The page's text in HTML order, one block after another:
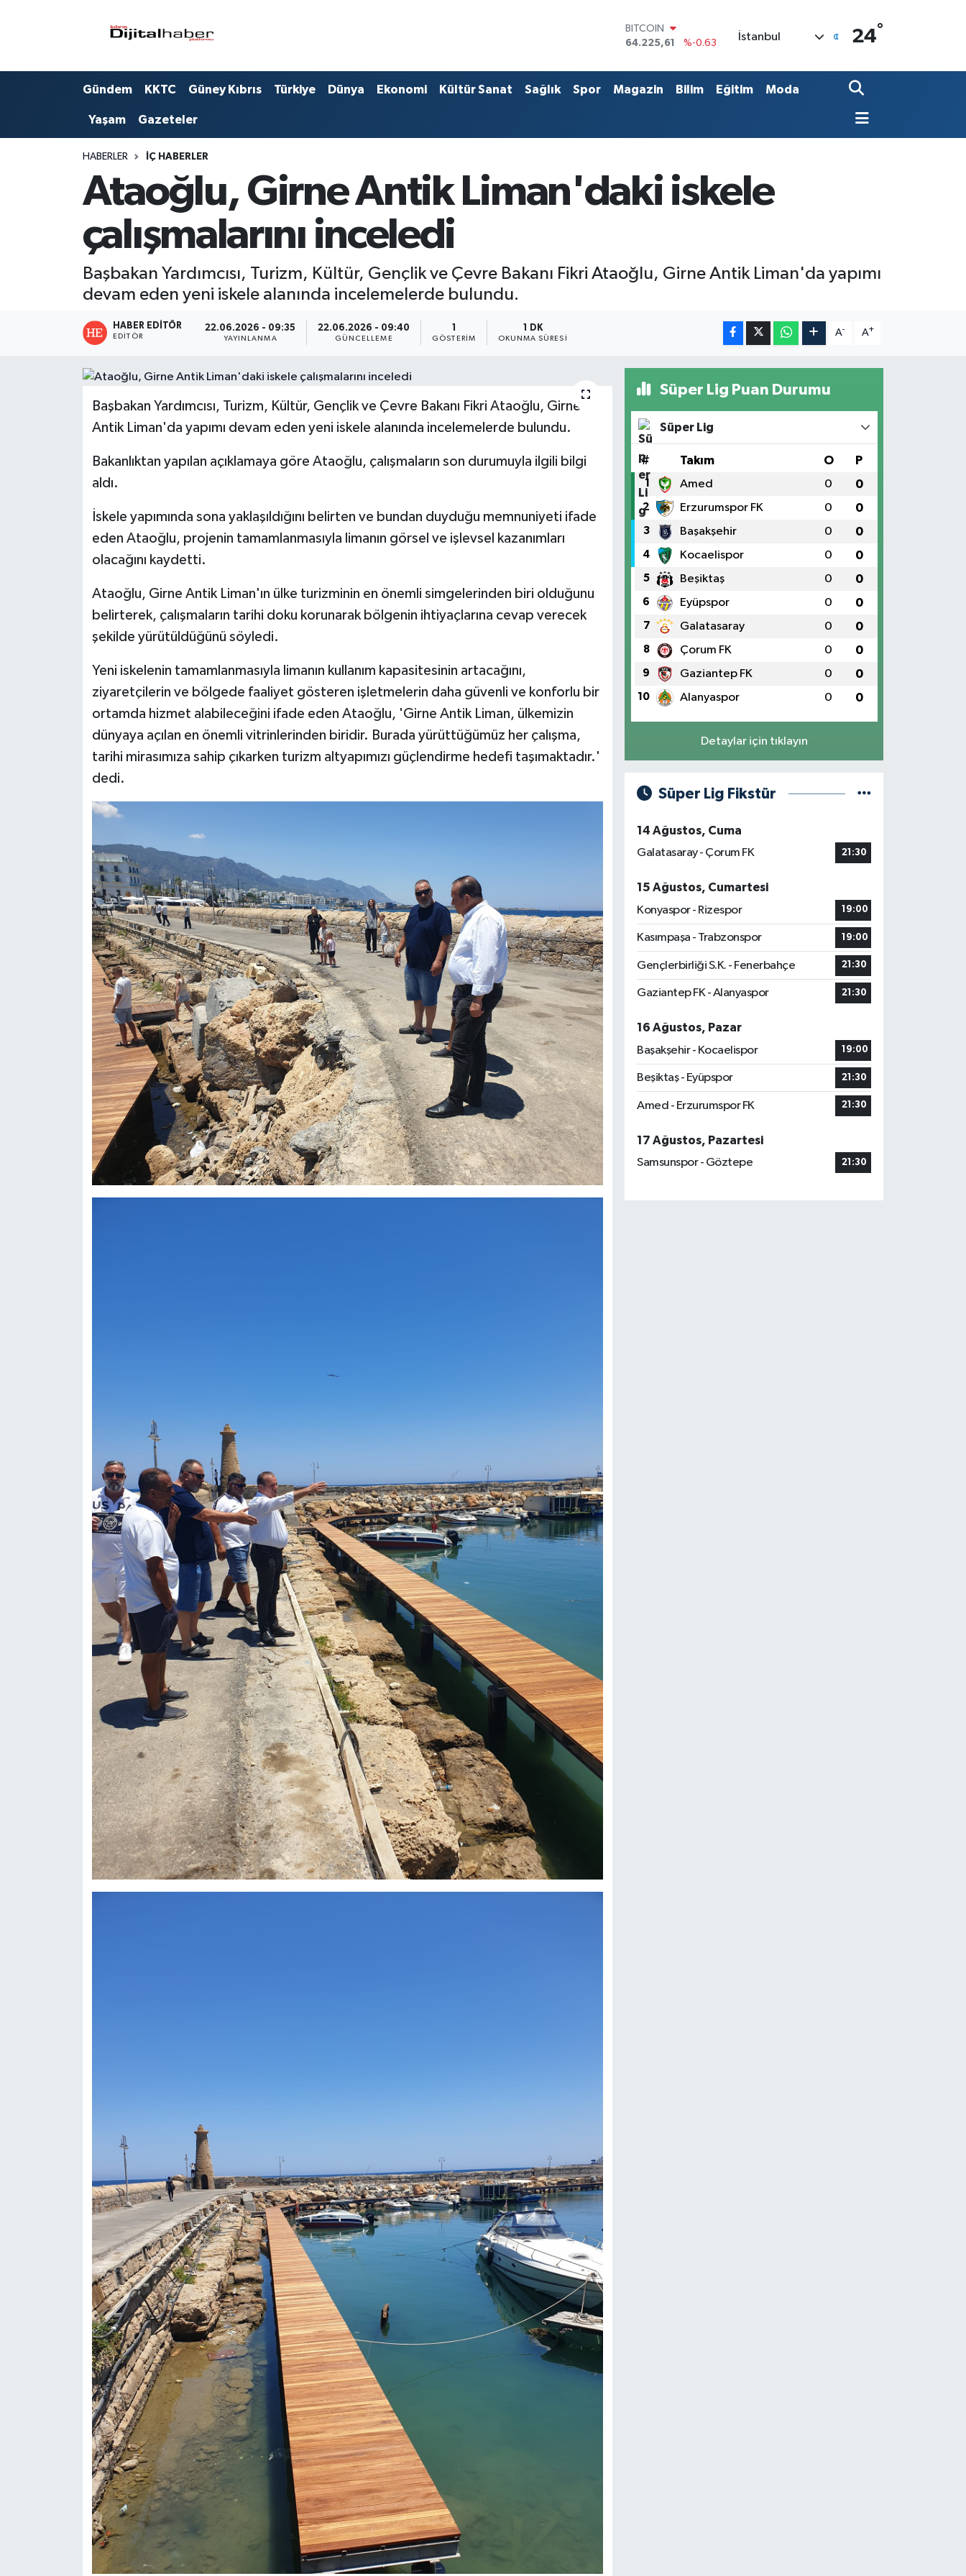
DOLAR
47,7143
%0.16
55,0317
%-0.02
STERLİN
BITCOIN
64.225,61
%-0.63
İstanbul 24°
Gündem KKTC Güney Kıbrıs Türkiye Dünya Ekonomi Kültür Sanat Sağlık Spor Magazin Bilim Eğitim Moda
Yaşam Gazeteler
HABERLER İÇ HABERLER
Ataoğlu, Girne Antik Liman'daki iskele
çalışmalarını inceledi
Başbakan Yardımcısı, Turizm, Kültür, Gençlik ve Çevre Bakanı Fikri Ataoğlu, Girne Antik Liman'da yapımı
devam eden yeni iskele alanında incelemelerde bulundu.
HABER EDITÖR
EDITÖR
22.06.2026 - 09:35
YAYINLANMA
22.06.2026 - 09:40
GÜNCELLEME
1
GÖSTERIM
1 DK
OKUNMA SÜRESI
A- A+
Başbakan Yardımcısı, Turizm, Kültür, Gençlik ve Çevre Bakanı Fikri Ataoğlu, Girne
Antik Liman'da yapımı devam eden yeni iskele alanında incelemelerde bulundu.
Bakanlıktan yapılan açıklamaya göre Ataoğlu, çalışmaların son durumuyla ilgili bilgi
aldı.
İskele yapımında sona yaklaşıldığını belirten ve bundan duyduğu memnuniyeti ifade
eden Ataoğlu, projenin tamamlanmasıyla limanın görsel ve işlevsel kazanımları
olacağını kaydetti.
Ataoğlu, Girne Antik Liman'ın ülke turizminin en önemli simgelerinden biri olduğunu
belirterek, çalışmaların tarihi doku korunarak bölgenin ihtiyaçlarına cevap verecek
şekilde yürütüldüğünü söyledi.
Yeni iskelenin tamamlanmasıyla limanın kullanım kapasitesinin artacağını,
ziyaretçilerin ve bölgede faaliyet gösteren işletmelerin daha güvenli ve konforlu bir
ortamda hizmet alabileceğini ifade eden Ataoğlu, 'Girne Antik Liman, ülkemizin
dünyaya açılan en önemli vitrinlerinden biridir. Burada yürüttüğümüz her çalışma,
tarihi mirasımıza sahip çıkarken turizm altyapımızı güçlendirme hedefi taşımaktadır.'
dedi.
Süper Lig Puan Durumu
Süper Lig
# Takım O P
1 Amed 0 0
2 Erzurumspor FK 0 0
3 Başakşehir 0 0
4 Kocaelispor 0 0
5 Beşiktaş 0 0
6 Eyüpspor 0 0
7 Galatasaray 0 0
8 Çorum FK 0 0
9 Gaziantep FK 0 0
10 Alanyaspor 0 0
Detaylar için tıklayın
Süper Lig Fikstür
14 Ağustos, Cuma
Galatasaray - Çorum FK
21:30
15 Ağustos, Cumartesi
Konyaspor - Rizespor
19:00
Kasımpaşa - Trabzonspor 19:00
Gençlerbirliği S.K. - Fenerbahçe 21:30
Gaziantep FK - Alanyaspor 21:30
16 Ağustos, Pazar
Başakşehir - Kocaelispor
19:00
Beşiktaş - Eyüpspor 21:30
Amed - Erzurumspor FK 21:30
17 Ağustos, Pazartesi
Samsunspor - Göztepe
21:30
Trafik Durumu
Süper Lig Puan Durumu ve Fikstür
Son Dakika Haberleri
Haber Arşivi